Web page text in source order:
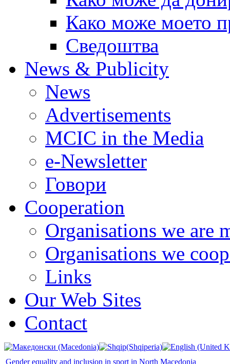
Како може моето
Сведоштва
News & Publicity
News
Advertisements
MCIC in the Media
e-Newsletter
Говори
Cooperation
Organisations we are
Organisations we
Links
Our Web Sites
Contact
Gender equality and inclusion in sport in North Macedonia